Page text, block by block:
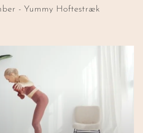
- Yummy Hoftestræk